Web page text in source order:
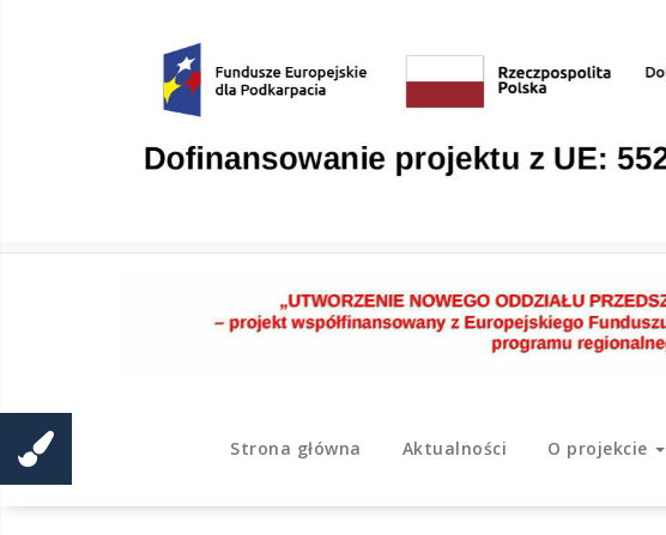
Strona główna Aktualności O projekcie